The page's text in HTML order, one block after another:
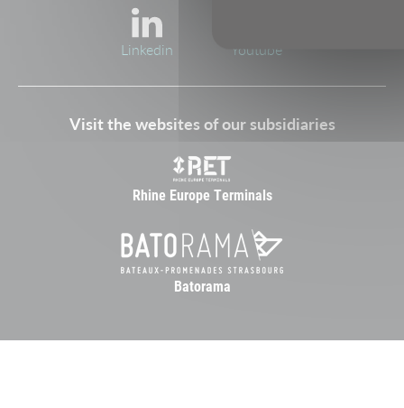
Linkedin Youtube
Visit the websites of our subsidiaries
Rhine Europe Terminals
Batorama